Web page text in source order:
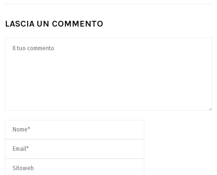
LASCIA UN COMMENTO